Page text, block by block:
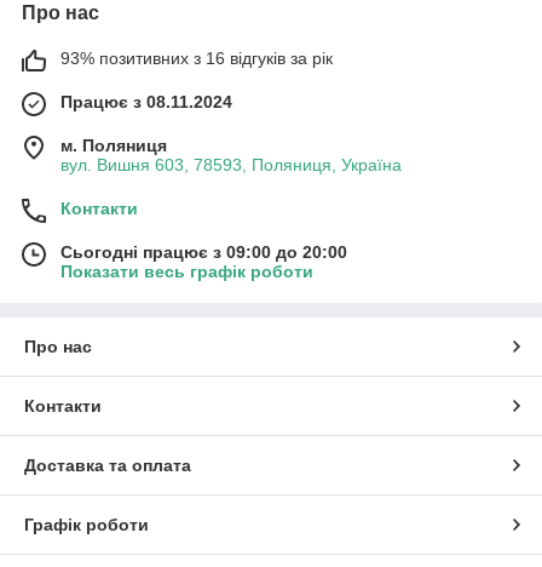
Про нас
93% позитивних з 16 відгуків за рік
Працює з 08.11.2024
м. Поляниця
вул. Вишня 603, 78593, Поляниця, Україна
Контакти
Сьогодні працює з 09:00 до 20:00
Показати весь графік роботи
Про нас
Контакти
Доставка та оплата
Графік роботи